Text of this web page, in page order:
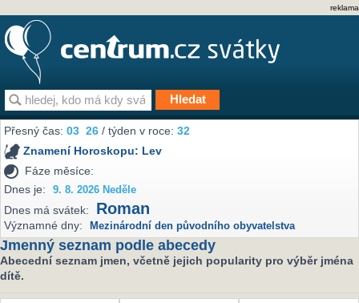
reklama
Přesný čas:03 26 / týden v roce:32
Znamení Horoskopu: Lev
Fáze měsíce:
Dnes je:
9. 8. 2026 Neděle
Dnes má svátek: Roman
Významné dny: Mezinárodní den původního obyvatelstva
Jmenný seznam podle abecedy
Abecední seznam jmen, včetně jejich popularity pro výběr jména
dítě.